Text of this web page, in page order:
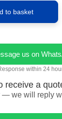
to basket
us on
within 24
receive a
— we will reply